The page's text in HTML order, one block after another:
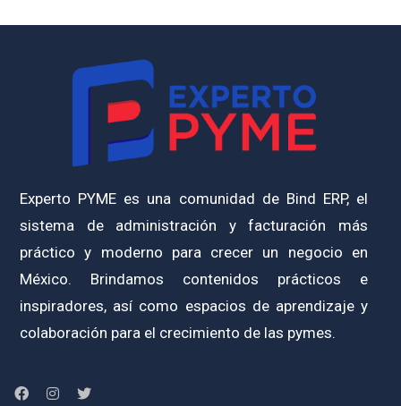
Experto PYME es una comunidad de Bind ERP, el
sistema de administración y facturación más
práctico y moderno para crecer un negocio en
México. Brindamos contenidos prácticos e
inspiradores, así como espacios de aprendizaje y
colaboración para el crecimiento de las pymes.